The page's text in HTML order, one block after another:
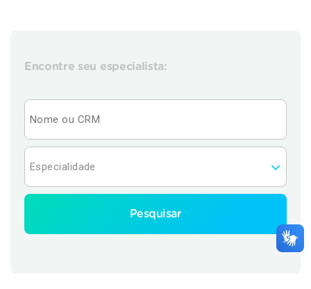
Encontre seu especialista:
Pesquisar